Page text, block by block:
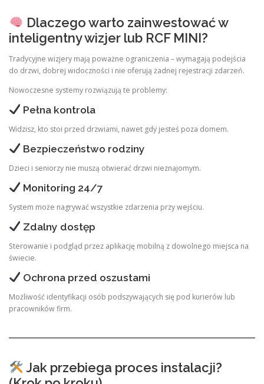
Dlaczego warto zainwestować w
inteligentny wizjer lub RCF MINI?
Tradycyjne wizjery mają poważne ograniczenia – wymagają podejścia
do drzwi, dobrej widoczności i nie oferują żadnej rejestracji zdarzeń.
Nowoczesne systemy rozwiązują te problemy:
Pełna kontrola
Widzisz, kto stoi przed drzwiami, nawet gdy jesteś poza domem.
Bezpieczeństwo rodziny
Dzieci i seniorzy nie muszą otwierać drzwi nieznajomym.
Monitoring 24/7
System może nagrywać wszystkie zdarzenia przy wejściu.
Zdalny dostęp
Sterowanie i podgląd przez aplikację mobilną z dowolnego miejsca na
świecie.
Ochrona przed oszustami
Możliwość identyfikacji osób podszywających się pod kurierów lub
pracowników firm.
Jak przebiega proces instalacji?